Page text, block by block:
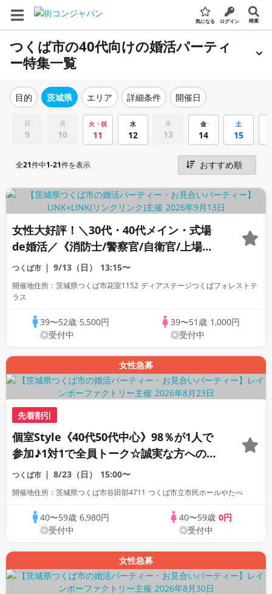
気になる ログイン 検索
つくば市の40代向けの婚活パーティ
ー特集一覧
目的 茨城県 エリア 詳細条件 開催日
日
9
月
10
火・祝
11
水
12
木
13
金
14
土
15
全21件中1-21件を表示
女性大好評！＼30代・40代メイン・式場
de婚活／《消防士/警察官/自衛官/上場
etc》魅力的職業の男性 家族・友人にも安
心して紹介できる♡
つくば市 9/13（日） 13:15〜
開催地住所：茨城県つくば市花室1152 ディアステージつくばフォレストテ
ラス
39〜52歳 5,500円
◎受付中
39〜51歳 1,000円
◎受付中
女性急募
先着割引
個室Style《40代50代中心》98％が1人で
参加♪1対1で全員トーク☆誠実な方への婚
活パーティー
つくば市 8/23（日） 15:00〜
開催地住所：茨城県つくば市谷田部4711 つくば市立市民ホールやたべ
40〜59歳 6,980円
◎受付中
40〜59歳 0円
◎受付中
女性急募